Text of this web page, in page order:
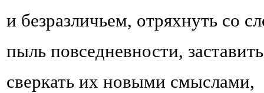
и безразличьем, отряхнуть со
пыль повседневности, заставить
сверкать их новыми смыслами,